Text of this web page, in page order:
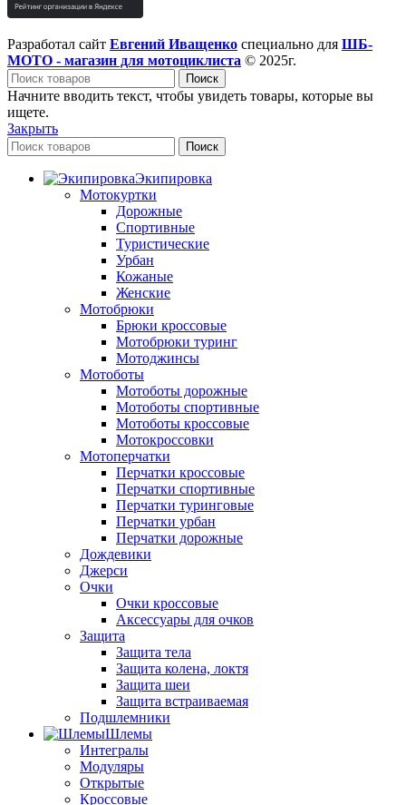
Разработал сайт Евгений Иващенко специально для ШБ-
МОТО - магазин для мотоциклиста © 2025г.
Поиск
Начните вводить текст, чтобы увидеть товары, которые вы
ищете.
Закрыть
Поиск
Экипировка
Мотокуртки
Дорожные
Спортивные
Туристические
Урбан
Кожаные
Женские
Мотобрюки
Брюки кроссовые
Мотобрюки туринг
Мотоджинсы
Мотоботы
Мотоботы дорожные
Мотоботы спортивные
Мотоботы кроссовые
Мотокроссовки
Мотоперчатки
Перчатки кроссовые
Перчатки спортивные
Перчатки туринговые
Перчатки урбан
Перчатки дорожные
Дождевики
Джерси
Очки
Очки кроссовые
Аксессуары для очков
Защита
Защита тела
Защита колена, локтя
Защита шеи
Защита встраиваемая
Подшлемники
Шлемы
Интегралы
Модуляры
Открытые
Кроссовые